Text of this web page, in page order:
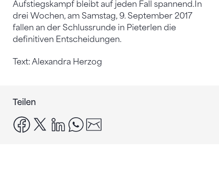
Aufstiegskampf bleibt auf jeden Fall spannend.In
drei Wochen, am Samstag, 9. September 2017
fallen an der Schlussrunde in Pieterlen die
definitiven Entscheidungen.
Text: Alexandra Herzog
Teilen
facebook
x linkedinwhatsapp